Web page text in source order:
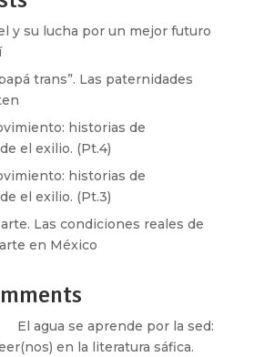
y su lucha por un mejor futuro
trans”. Las paternidades
historias de
el exilio. (Pt.4)
historias de
el exilio. (Pt.3)
Las condiciones reales de
en México
El agua se aprende por la sed:
en la literatura sáfica.